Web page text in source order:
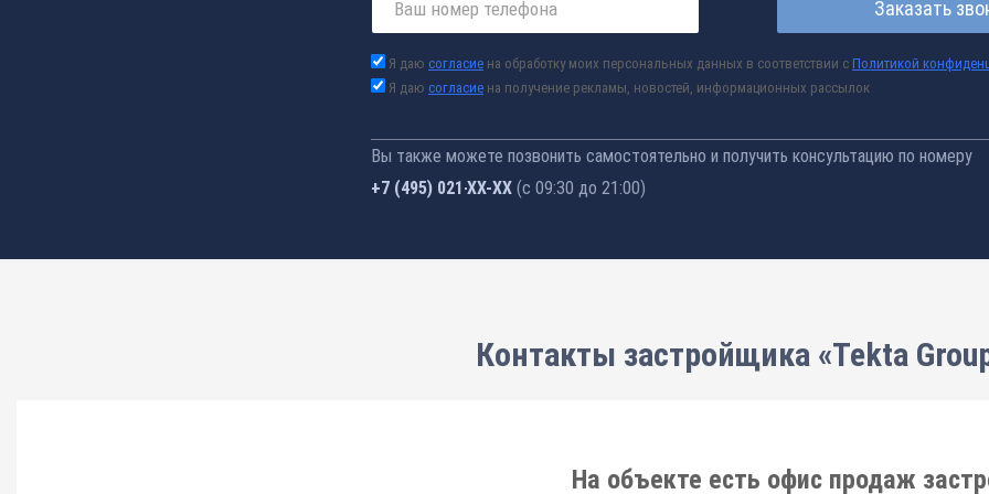
Заказать
Я даю согласие на обработку моих персональных данных в соответствии с Политикой
Я даю согласие на получение рекламы, новостей, информационных рассылок
Вы также можете позвонить самостоятельно и получить консультацию по номеру
+7 (495) 021-41-76 (с 09:30 до 21:00)
Контакты застройщика «Tekta
На объекте есть офис продаж